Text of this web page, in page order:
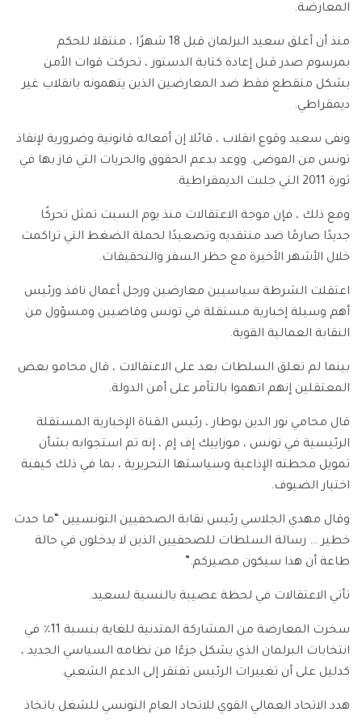
المعارضة.
منذ أن أغلق سعيد البرلمان قبل 18 شهرًا ، منتقلا للحكم
بمرسوم صدر قبل إعادة كتابة الدستور ، تحركت قوات الأمن
بشكل متقطع فقط ضد المعارضين الذين يتهمونه بانقلاب غير
ديمقراطي.
ونفى سعيد وقوع انقلاب ، قائلا إن أفعاله قانونية وضرورية لإنقاذ
تونس من الفوضى. ووعد بدعم الحقوق والحريات التي فاز بها في
ثورة 2011 التي جلبت الديمقراطية.
ومع ذلك ، فإن موجة الاعتقالات منذ يوم السبت تمثل تحركًا
جديدًا صارمًا ضد منتقديه وتصعيدًا لحملة الضغط التي تراكمت
خلال الأشهر الأخيرة مع حظر السفر والتحقيقات.
اعتقلت الشرطة سياسيين معارضين ورجل أعمال نافذ ورئيس
أهم وسيلة إخبارية مستقلة في تونس وقاضيين ومسؤول من
النقابة العمالية القوية.
بينما لم تعلق السلطات بعد على الاعتقالات ، قال محامو بعض
المعتقلين إنهم اتهموا بالتآمر على أمن الدولة.
قال محامي نور الدين بوطار ، رئيس القناة الإخبارية المستقلة
الرئيسية في تونس ، موزاييك إف إم ، إنه تم استجوابه بشأن
تمويل محطته الإذاعية وسياستها التحريرية ، بما في ذلك كيفية
اختيار الضيوف.
وقال مهدي الجلاسي رئيس نقابة الصحفيين التونسيين “ما حدث
خطير … رسالة السلطات للصحفيين الذين لا يدخلون في حالة
طاعة أن هذا سيكون مصيركم.”
تأتي الاعتقالات في لحظة عصيبة بالنسبة لسعيد.
سخرت المعارضة من المشاركة المتدنية للغاية بنسبة 11٪ في
انتخابات البرلمان الذي يشكل جزءًا من نظامه السياسي الجديد ،
كدليل على أن تغييرات الرئيس تفتقر إلى الدعم الشعبي.
هدد الاتحاد العمالي القوي للاتحاد العام التونسي للشغل باتخاذ